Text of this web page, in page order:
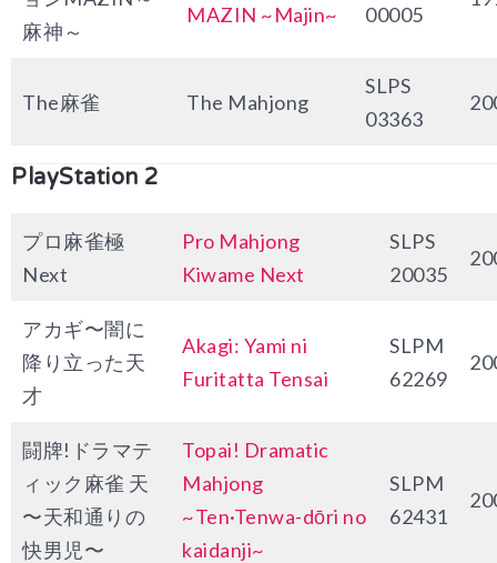
麻神～
MAZIN ~Majin~
00005
The麻雀 The Mahjong
SLPS
03363
PlayStation 2
プロ麻雀極
Next
Pro Mahjong
Kiwame Next
SLPS
20035
アカギ〜闇に
降り立った天
才
Akagi: Yami ni
Furitatta Tensai
SLPM
62269
闘牌!ドラマテ
ィック麻雀 天
〜天和通りの
快男児〜
Topai! Dramatic
Mahjong
~Ten·Tenwa-dōri no
kaidanji~
SLPM
62431